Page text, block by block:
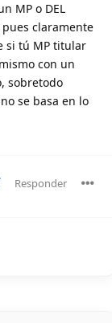
MP o DEL
claramente
si tú MP titular
con un
sobretodo
se basa en lo
Responder